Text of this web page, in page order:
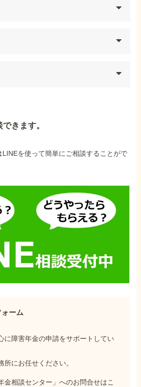
きます。
を使って簡単にご相談することがで
ーム
に障害年金の申請をサポートしてい
所にお任せください。
金相談センター」へのお問合せはこ